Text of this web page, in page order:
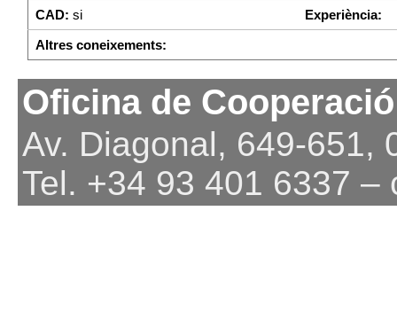
CAD: si
Experiència:
Altres coneixements:
Oficina de
Av. Diagonal, 649-651,
Tel. +34 93 401 6337